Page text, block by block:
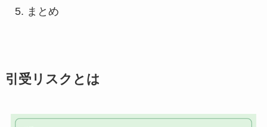
まとめ
引受リスクとは